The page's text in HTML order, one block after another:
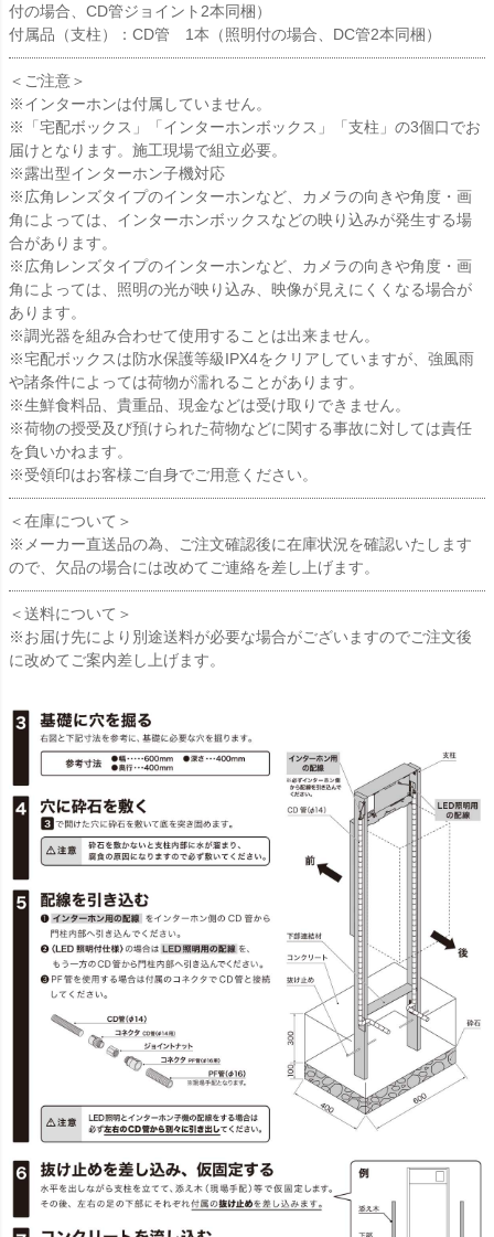
付の場合、CD管ジョイント2本同梱）
付属品（支柱）：CD管 1本（照明付の場合、DC管2本同梱）
＜ご注意＞
※インターホンは付属していません。
※「宅配ボックス」「インターホンボックス」「支柱」の3個口でお
届けとなります。施工現場で組立必要。
※露出型インターホン子機対応
※広角レンズタイプのインターホンなど、カメラの向きや角度・画
角によっては、インターホンボックスなどの映り込みが発生する場
合があります。
※広角レンズタイプのインターホンなど、カメラの向きや角度・画
角によっては、照明の光が映り込み、映像が見えにくくなる場合が
あります。
※調光器を組み合わせて使用することは出来ません。
※宅配ボックスは防水保護等級IPX4をクリアしていますが、強風雨
や諸条件によっては荷物が濡れることがあります。
※生鮮食料品、貴重品、現金などは受け取りできません。
※荷物の授受及び預けられた荷物などに関する事故に対しては責任
を負いかねます。
※受領印はお客様ご自身でご用意ください。
＜在庫について＞
※メーカー直送品の為、ご注文確認後に在庫状況を確認いたします
ので、欠品の場合には改めてご連絡を差し上げます。
＜送料について＞
※お届け先により別途送料が必要な場合がございますのでご注文後
に改めてご案内差し上げます。